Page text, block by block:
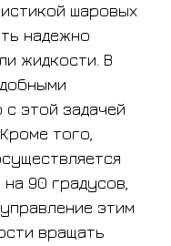
шаровых
надежно
жидкости. В
этой задачей
того,
90 градусов,
этим
вращать